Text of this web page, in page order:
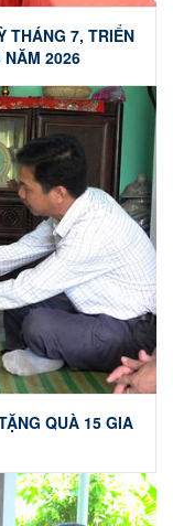
THÁNG 7, TRIỂN
NĂM 2026
QUÀ 15 GIA